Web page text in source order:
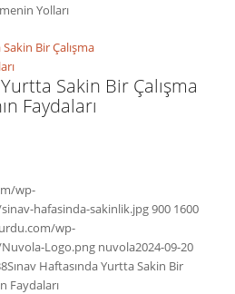
Yolları
Sakin Bir Çalışma
Faydaları
wp-
hafasinda-sakinlik.jpg900 1600
wp-
Logo.png nuvola2024-09-20
Sınav Haftasında Yurtta Sakin Bir
Faydaları